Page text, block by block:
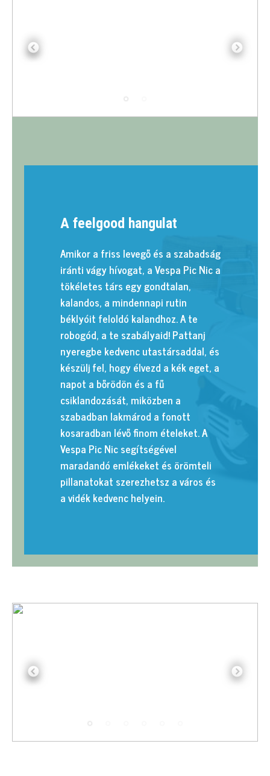
Previous Next
A feelgood hangulat
Amikor a friss levegő és a szabadság
iránti vágy hívogat, a Vespa Pic Nic a
tökéletes társ egy gondtalan,
kalandos, a mindennapi rutin
béklyóit feloldó kalandhoz. A te
robogód, a te szabályaid! Pattanj
nyeregbe kedvenc utastársaddal, és
készülj fel, hogy élvezd a kék eget, a
napot a bőrödön és a fű
csiklandozását, miközben a
szabadban lakmárod a fonott
kosaradban lévő finom ételeket. A
Vespa Pic Nic segítségével
maradandó emlékeket és örömteli
pillanatokat szerezhetsz a város és
a vidék kedvenc helyein.
Previous Next